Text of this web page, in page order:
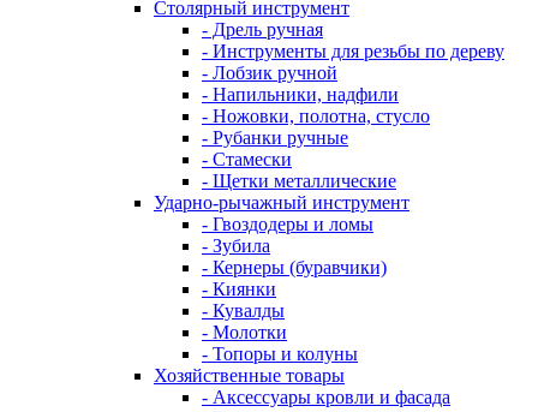
Столярный инструмент
- Дрель ручная
- Инструменты для резьбы по дереву
- Лобзик ручной
- Напильники, надфили
- Ножовки, полотна, стусло
- Рубанки ручные
- Стамески
- Щетки металлические
Ударно-рычажный инструмент
- Гвоздодеры и ломы
- Зубила
- Кернеры (буравчики)
- Киянки
- Кувалды
- Молотки
- Топоры и колуны
Хозяйственные товары
- Аксессуары кровли и фасада